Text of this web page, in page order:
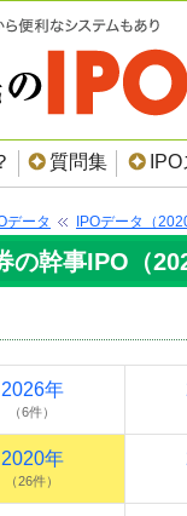
質問集
データ IPOデータ（
の幹事IPO（
2026年
（6件）
2020年
（26件）